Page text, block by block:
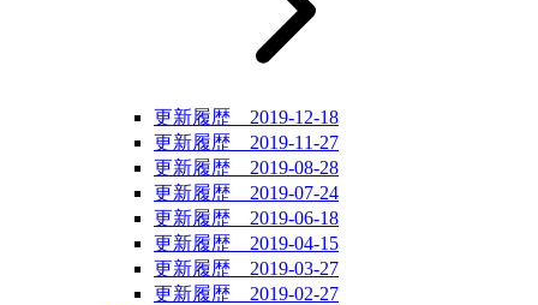
更新履歴 2019-12-18
更新履歴 2019-11-27
更新履歴 2019-08-28
更新履歴 2019-07-24
更新履歴 2019-06-18
更新履歴 2019-04-15
更新履歴 2019-03-27
更新履歴 2019-02-27